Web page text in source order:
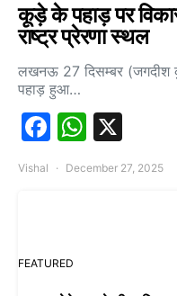
कूड़े के पहाड़ पर
राष्ट्र प्रेरणा स्थल
लखनऊ 27 दिसम्बर (जगदीश
पहाड़ हुआ…
Facebook
Vishal December 27, 2025
FEATURED